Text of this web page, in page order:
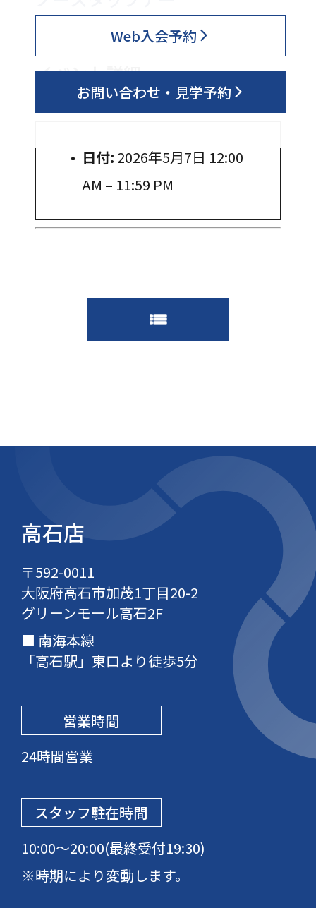
Web入会予約
お問い合わせ・見学予約
イベント詳細
日付: 2026年5月7日 12:00
AM – 11:59 PM
高石店
〒592-0011
大阪府高石市加茂1丁目20-2
グリーンモール高石2F
南海本線
「高石駅」東口より徒歩5分
営業時間
24時間営業
スタッフ駐在時間
10:00〜20:00(最終受付19:30)
※時期により変動します。